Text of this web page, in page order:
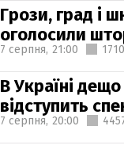
Грози, град і
оголосили
7 серпня, 21:00 1710
В Україні
відступить
7 серпня, 20:00